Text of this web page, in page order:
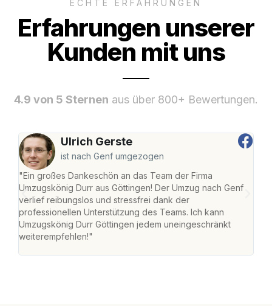
ECHTE ERFAHRUNGEN
Erfahrungen unserer
Kunden mit uns
4.9 von 5 Sternen aus über 800+ Bewertungen.
Ulrich Gerste
ist nach Genf umgezogen
"Ein großes Dankeschön an das Team der Firma
Umzugskönig Durr aus Göttingen! Der Umzug nach Genf
verlief reibungslos und stressfrei dank der
professionellen Unterstützung des Teams. Ich kann
Umzugskönig Durr Göttingen jedem uneingeschränkt
weiterempfehlen!"